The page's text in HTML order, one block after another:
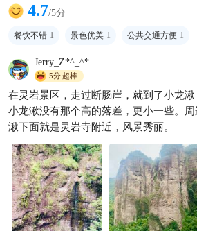
【雁荡山已回】，【7-8月】真
的不建议去，因为太
4.7/5分
餐饮不错 1 景色优美 1 公共交通方便 1
Jerry_Z*^_^*
5分超棒
在灵岩景区，走过断肠崖，就到了小龙湫
小龙湫没有那个高的落差，更小一些。
湫下面就是灵岩寺附近，风景秀丽。